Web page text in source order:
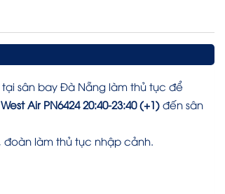
sân bay Đà Nẵng làm thủ tục để
West Air PN6424 20:40-23:40 (+1) đến sân
đoàn làm thủ tục nhập cảnh.